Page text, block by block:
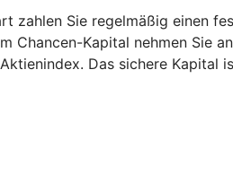
zahlen Sie regelmäßig einen
Chancen-Kapital nehmen Sie
Das sichere Kapital